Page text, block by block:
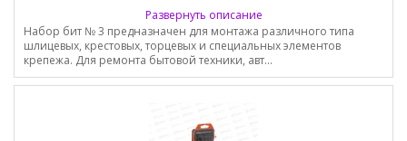
Развернуть описание
Набор бит № 3 предназначен для монтажа различного типа
шлицевых, крестовых, торцевых и специальных элементов
крепежа. Для ремонта бытовой техники, авт...